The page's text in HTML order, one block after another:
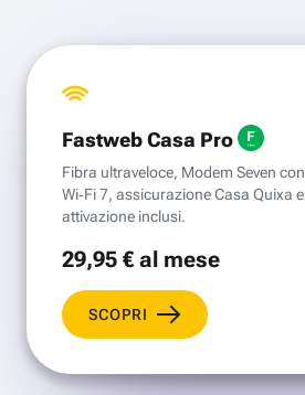
Fastweb Casa Pro
Fibra ultraveloce, Modem Seven con
Wi‑Fi 7, assicurazione Casa Quixa e
attivazione inclusi.
29,95 €al mese
SCOPRI